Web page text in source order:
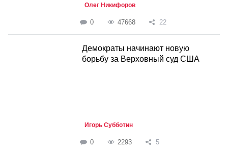
Олег Никифоров
0 47668 22
Демократы начинают новую
борьбу за Верховный суд США
Игорь Субботин
0 2293 5